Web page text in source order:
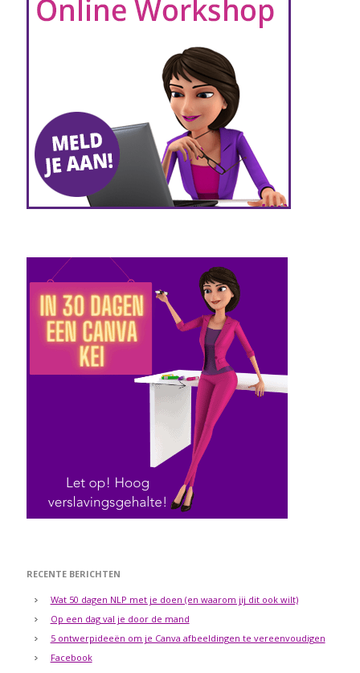
RECENTE BERICHTEN
Wat 50 dagen NLP met je doen (en waarom jij dit ook wilt)
Op een dag val je door de mand
5 ontwerpideeën om je Canva afbeeldingen te vereenvoudigen
Facebook